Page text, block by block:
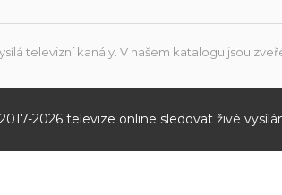
televizní kanály. V našem katalogu jsou
2026 televize online sledovat živé